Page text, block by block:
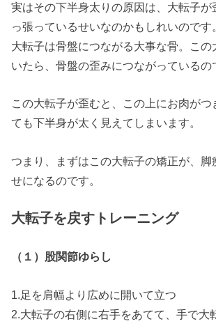
実はその下半身太りの原因は、大転子が
っ張っているせいなのかもしれいのです
大転子は骨盤につながる大事な骨。この
いたら、骨盤の歪みにつながっているの
この大転子が歪むと、この上にお肉がつ
ても下半身が太く見えてしまいます。
つまり、まずはこの大転子の矯正が、脚
せになるのです。
大転子を戻すトレーニング
（１）股関節ゆらし
1.足を肩幅より広めに開いて立つ
2.大転子の右側に右手をあてて、手で大